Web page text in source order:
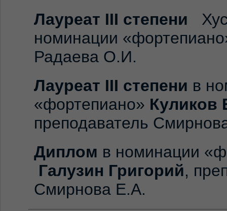
Лауреат III степени
номинации
Радаева О.И.
Лауреат III степени в
«фортепиано» Куликов
преподаватель
Диплом в номинации
Галузин Григорий,
Смирнова Е.А.